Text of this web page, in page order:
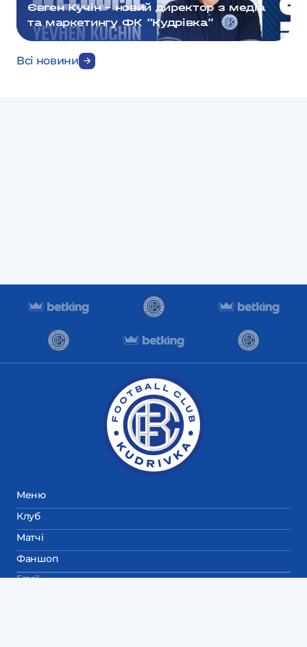
Євген Кучін – новий директор з медіа
та маркетингу ФК “Кудрівка”
Всі новини
Меню
Клуб
Матчі
Фаншоп
Email